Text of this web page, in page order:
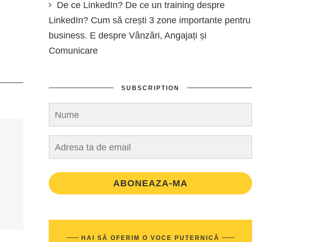
De ce LinkedIn? De ce un training despre
LinkedIn? Cum să crești 3 zone importante pentru
business. E despre Vânzări, Angajați și
Comunicare
SUBSCRIPTION
ABONEAZA-MA
HAI SĂ OFERIM O VOCE PUTERNICĂ